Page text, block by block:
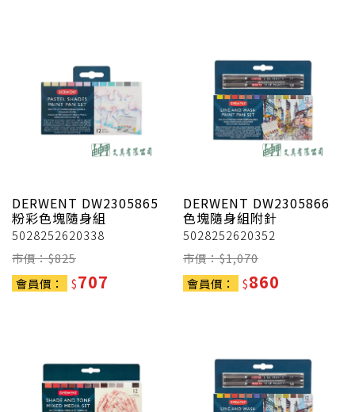
DERWENT DW2305865
粉彩色塊隨身組
5028252620338
市價：$825
會員價：
$707
DERWENT DW2305866
色塊隨身組附針
5028252620352
市價：$1,070
會員價：
$860